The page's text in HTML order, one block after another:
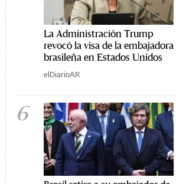
La Administración Trump
revocó la visa de la embajadora
brasileña en Estados Unidos
elDiarioAR
6